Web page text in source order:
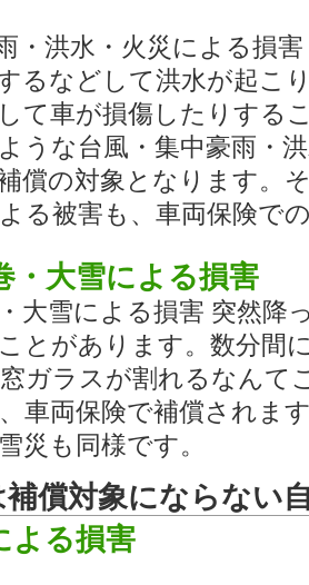
・洪水・火災による損
るなどして洪水が起こ
て車が損傷したりする
うな台風・集中豪雨・
償の対象となります。
る被害も、車両保険で
・大雪による損害
大雪による損害 突然降
とがあります。数分間
ガラスが割れるなんて
車両保険で補償されま
災も同様です。
償対象にならない
よる損害